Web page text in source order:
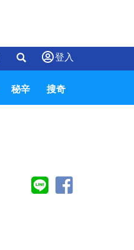
登入
秘辛 搜奇